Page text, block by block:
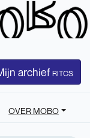
archief RITCS
OVER MOBO